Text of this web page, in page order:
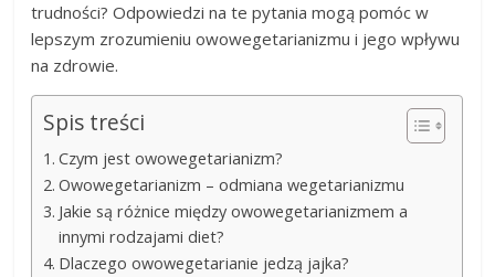
trudności? Odpowiedzi na te pytania mogą pomóc w
lepszym zrozumieniu owowegetarianizmu i jego wpływu
na zdrowie.
Spis treści
Czym jest owowegetarianizm?
Owowegetarianizm – odmiana wegetarianizmu
Jakie są różnice między owowegetarianizmem a
innymi rodzajami diet?
Dlaczego owowegetarianie jedzą jajka?